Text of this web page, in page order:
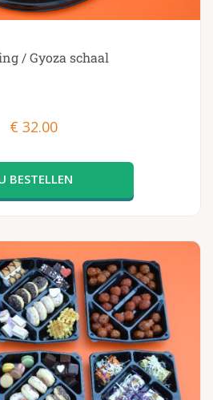
/ Gyoza schaal
€ 32.00